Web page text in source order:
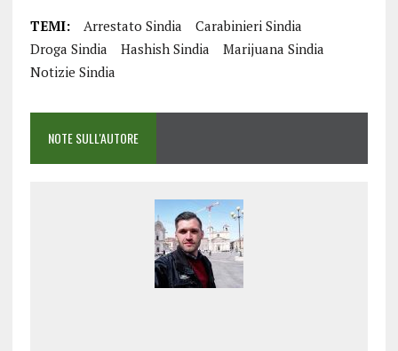
TEMI: Arrestato Sindia
Carabinieri Sindia
Droga Sindia
Hashish Sindia
Marijuana Sindia
Notizie Sindia
NOTE SULL'AUTORE